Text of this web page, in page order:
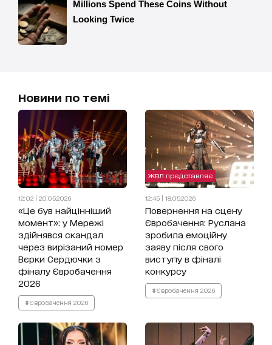
Новини по темі
12:02 | 20.05.2026
«Це був найцінніший
момент»: у Мережі
здійнявся скандал
через вирізаний номер
Вєрки Сердючки з
фіналу Євробачення
2026
#Євробачення 2026
ЖВЛ представляє
12:45 | 18.05.2026
Повернення на сцену
Євробачення: Руслана
зробила емоційну
заяву після свого
виступу в фіналі
конкурсу
#Євробачення 2026